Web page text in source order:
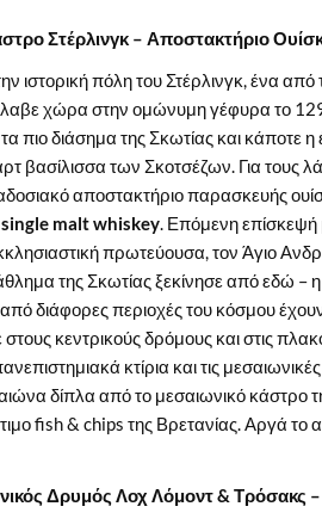
Στέρλινγκ – Αποστακτήριο
ιστορική πόλη του Στέρλινγκ, ένα
χώρα στην ομώνυμη γέφυρα το
πιο διάσημα της Σκωτίας και κάποτε
βασίλισσα των Σκοτσέζων. Για τους
αποστακτήριο παρασκευής
malt whiskey. Επόμενη επίσκεψή
πρωτεύουσα, τον Άγιο
της Σκωτίας ξεκίνησε από εδώ –
διάφορες περιοχές του κόσμου
κεντρικούς δρόμους και στις
κτίρια και τις
δίπλα από το μεσαιωνικό κάστρο
fish & chips της Βρετανίας. Αργά
Δρυμός Λοχ Λόμοντ & Τρόσακς